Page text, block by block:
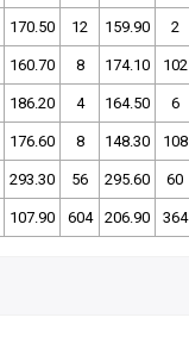
170.50 12 159.90 2
160.70 8 174.10 102
186.20 4 164.50 6
176.60 8 148.30 108
293.30 56 295.60 60
107.90 604 206.90 364